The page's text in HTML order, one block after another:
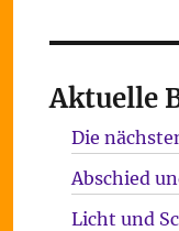
Aktuelle
Die
Abschied
Licht und